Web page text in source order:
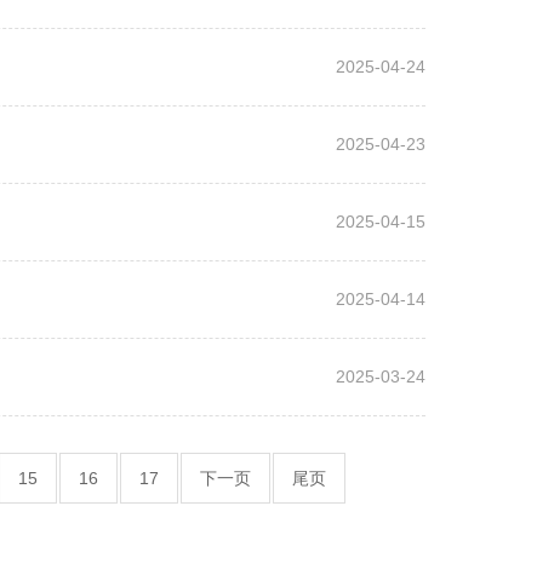
2025-04-24
2025-04-23
2025-04-15
2025-04-14
2025-03-24
15 16 17 下一页 尾页